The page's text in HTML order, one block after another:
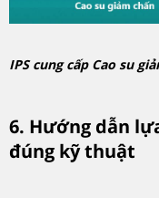
IPS cung cấp Cao su
6. Hướng dẫn
đúng kỹ thuật